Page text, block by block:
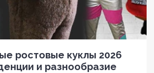
ростовые куклы 2026
и разнообразие